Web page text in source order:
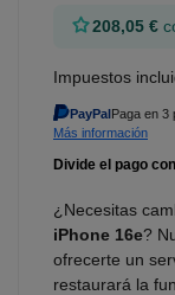
208,05 €
Impuestos
PayPalPaga en 3
Más información
¿Necesitas
iPhone 16e?
ofrecerte un
restaurará la